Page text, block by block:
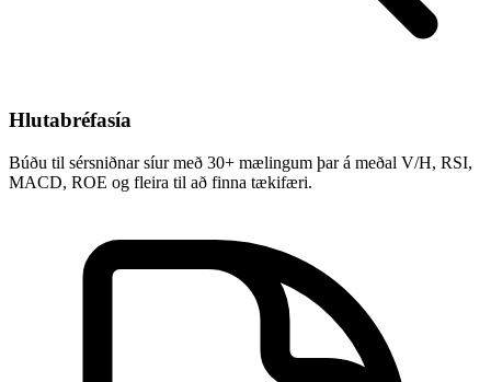
Hlutabréfasía
Búðu til sérsniðnar síur með 30+ mælingum þar á meðal V/H, RSI,
MACD, ROE og fleira til að finna tækifæri.